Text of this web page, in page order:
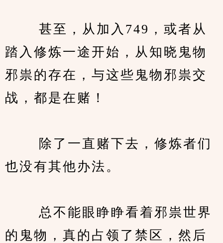
甚至，从加入749，或者从
踏入修炼一途开始，从知晓鬼物
邪祟的存在，与这些鬼物邪祟交
战，都是在赌！
除了一直赌下去，修炼者们
也没有其他办法。
总不能眼睁睁看着邪祟世界
的鬼物，真的占领了禁区，然后